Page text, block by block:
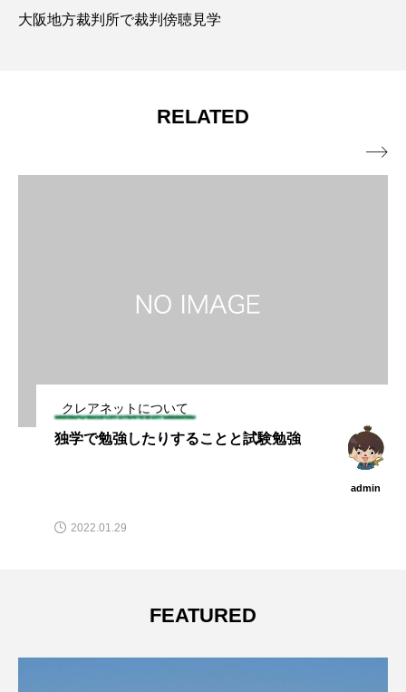
大阪地方裁判所で裁判傍聴見学
RELATED
クレアネットについて
独学で勉強したりすることと試験勉強
admin
2022.01.29

FEATURED